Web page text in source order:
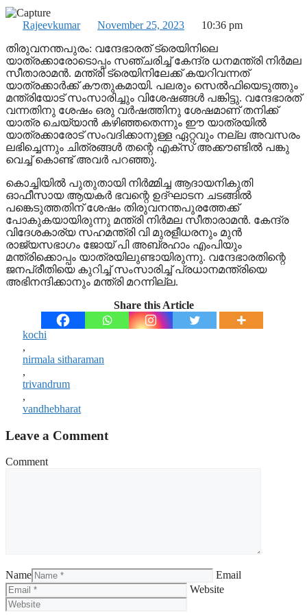
Rajeevkumar November 25, 2023
10:36 pm
തിരുവനന്തപുരം: വന്ദേഭാരത് ട്രെയിനിലെ
യാത്രക്കാരോടൊപ്പം സഞ്ചരിച്ച് കേന്ദ്ര ധനമന്ത്രി നിര്‍മല
സീതാരാമന്‍. മന്ത്രി ട്രെയിനിലേക്ക് കയറിവന്നത്
യാത്രക്കാര്‍ക്ക് കൗതുകമായി. പലരും സെല്‍ഫിയെടുത്തും
മന്ത്രിയോട് സംസാരിച്ചും വിശേഷങ്ങള്‍ പങ്കിട്ടു. വന്ദേഭാരത്
വന്നതിനു ശേഷം ഒരു വര്‍ഷത്തിനു ശേഷമാണ് തനിക്ക്
യാത്ര ചെയ്യാന്‍ കഴിഞ്ഞതെന്നും ഈ യാത്രയില്‍
യാത്രക്കാരോട് സംവദിക്കാനുള്ള ഏറ്റവും നല്ല അവസരം
ലഭിച്ചെന്നും ചിത്രങ്ങള്‍ തന്റെ എക്‌സ് അക്കൗണ്ടില്‍ പങ്കു
വെച്ച് കൊണ്ട് അവര്‍ പറഞ്ഞു.
കൊച്ചിയില്‍ പുതുതായി നിര്‍മ്മിച്ച ആദായനികുതി
ഓഫീസായ ആയകര്‍ ഭവന്റെ ഉദ്ഘാടന ചടങ്ങില്‍
പങ്കെടുത്തതിന് ശേഷം തിരുവനന്തപുരത്തേക്ക്
പോകുകയായിരുന്നു മന്ത്രി നിര്‍മല സീതാരാമന്‍. കേന്ദ്ര
വിദേശകാര്യ സഹമന്ത്രി വി മുരളീധരനും മുന്‍
രാജ്യസഭാഗം ജോയ് പി അബ്രഹാം എംപിയും
മന്ത്രിക്കൊപ്പം യാത്രയിലുണ്ടായിരുന്നു. വന്ദേഭാരതിന്റെ
ജനപ്രീതിയെ കുറിച്ച് സംസാരിച്ച് പ്രധാനമന്ത്രിയെ
അഭിനന്ദിക്കാനും മന്ത്രി മറന്നില്ല.
Share this Article
kochi
,
nirmala sitharaman
,
trivandrum
,
vandhebharat
Leave a Comment
Comment
Name
Email
Website